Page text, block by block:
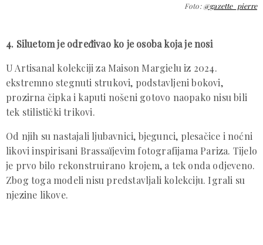
Foto:@gazette_pierre
4. Siluetom je određivao ko je osoba koja je nosi
U Artisanal kolekciji za Maison Margielu iz 2024.
ekstremno stegnuti strukovi, podstavljeni bokovi,
prozirna čipka i kaputi nošeni gotovo naopako nisu bili
tek stilistički trikovi.
Od njih su nastajali ljubavnici, bjegunci, plesačice i noćni
likovi inspirisani Brassaïjevim fotografijama Pariza. Tijelo
je prvo bilo rekonstruirano krojem, a tek onda odjeveno.
Zbog toga modeli nisu predstavljali kolekciju. Igrali su
njezine likove.